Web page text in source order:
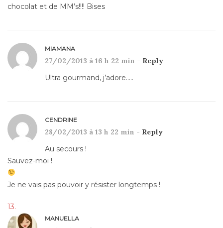
chocolat et de MM’s!!!! Bises
MIAMANA
27/02/2013 à 16 h 22 min - Reply
Ultra gourmand, j’adore…..
CENDRINE
28/02/2013 à 13 h 22 min - Reply
Au secours !
Sauvez-moi !
Je ne vais pas pouvoir y résister longtemps !
MANUELLA